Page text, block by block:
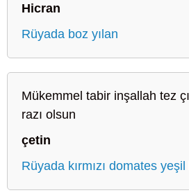
Hicran
Rüyada boz yılan
Mükemmel tabir inşallah tez
razı olsun
çetin
Rüyada kırmızı domates